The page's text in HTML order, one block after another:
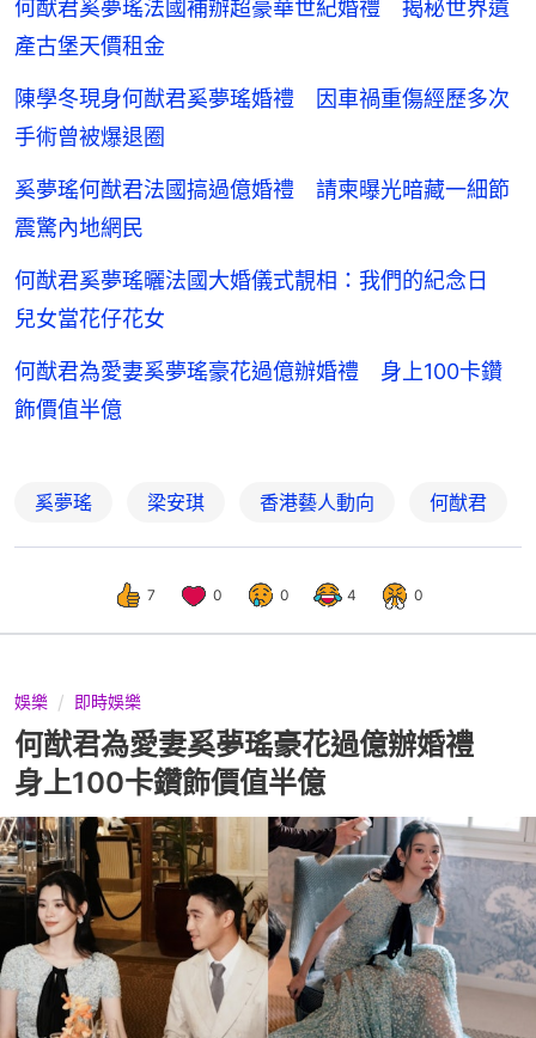
何猷君奚夢瑤法國補辦超豪華世紀婚禮 揭秘世界遺
產古堡天價租金
陳學冬現身何猷君奚夢瑤婚禮 因車禍重傷經歷多次
手術曾被爆退圈
奚夢瑤何猷君法國搞過億婚禮 請柬曝光暗藏一細節
震驚內地網民
何猷君奚夢瑤曬法國大婚儀式靚相：我們的紀念日
兒女當花仔花女
何猷君為愛妻奚夢瑤豪花過億辦婚禮 身上100卡鑽
飾價值半億
奚夢瑤 梁安琪 香港藝人動向 何猷君
7 0 0 4 0
娛樂 即時娛樂
何猷君為愛妻奚夢瑤豪花過億辦婚禮
身上100卡鑽飾價值半億